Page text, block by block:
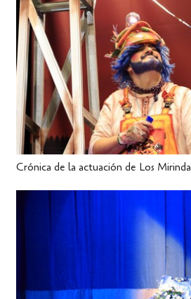
Crónica de la actuación de Los Mirinda